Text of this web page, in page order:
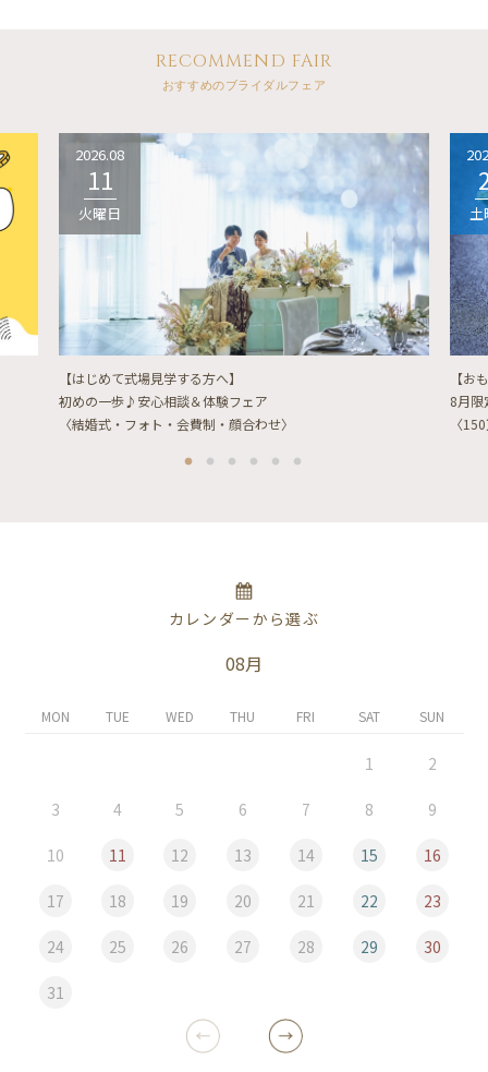
RECOMMEND FAIR
おすすめのブライダルフェア
2026.08
11
火曜日
【はじめて式場見学する方へ】
初めの一歩♪安心相談＆体験フェア
〈結婚式・フォト・会費制・顔合わせ〉
土
【お
8月限
〈
カレンダーから選ぶ
08月
MON TUE WED THU FRI SAT SUN
1 2
3 4 5 6 7 8 9
10 11 12 13 14 15 16
17 18 19 20 21 22 23
24 25 26 27 28 29 30
31